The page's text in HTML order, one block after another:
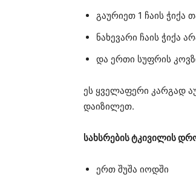
გაურიეთ 1 ჩაის ჭიქა
ნახევარი ჩაის ჭიქა
და ერთი სუფრის
ეს ყველაფერი კარგად
დაიზილეთ.
სახსრების ტკივილის
ერთ შუშა იოდში